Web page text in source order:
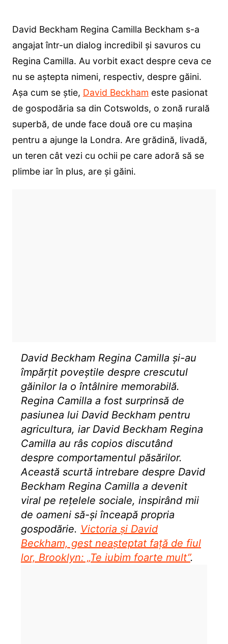
David Beckham Regina Camilla Beckham s-a
angajat într-un dialog incredibil și savuros cu
Regina Camilla. Au vorbit exact despre ceva ce
nu se aștepta nimeni, respectiv, despre găini.
Așa cum se știe, David Beckham este pasionat
de gospodăria sa din Cotswolds, o zonă rurală
superbă, de unde face două ore cu mașina
pentru a ajunge la Londra. Are grădină, livadă,
un teren cât vezi cu ochii pe care adoră să se
plimbe iar în plus, are și găini.
David Beckham Regina Camilla și-au
împărțit poveștile despre crescutul
găinilor la o întâlnire memorabilă.
Regina Camilla a fost surprinsă de
pasiunea lui David Beckham pentru
agricultura, iar David Beckham Regina
Camilla au râs copios discutând
despre comportamentul păsărilor.
Această scurtă intrebare despre David
Beckham Regina Camilla a devenit
viral pe rețelele sociale, inspirând mii
de oameni să-și înceapă propria
gospodărie. Victoria și David
Beckham, gest neașteptat față de fiul
lor, Brooklyn: „Te iubim foarte mult”.